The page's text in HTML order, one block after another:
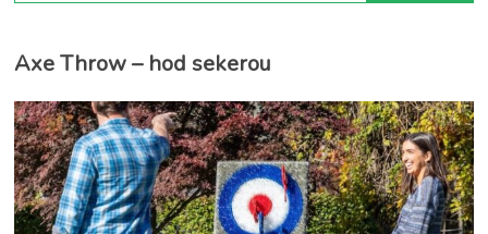
Axe Throw – hod sekerou